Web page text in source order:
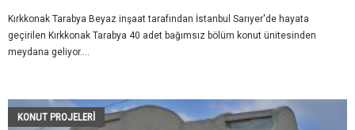
Kırkkonak Tarabya Beyaz inşaat tarafından İstanbul Sarıyer'de hayata
geçirilen Kırkkonak Tarabya 40 adet bağımsız bölüm konut ünitesinden
meydana geliyor....
KONUT PROJELERI